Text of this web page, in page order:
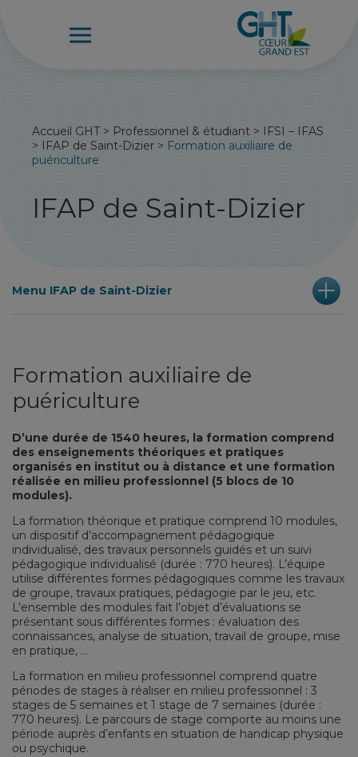
Accueil GHT> Professionnel & étudiant > IFSI – IFAS
> IFAP de Saint-Dizier > Formation auxiliaire de
puériculture
IFAP de Saint-Dizier
Menu IFAP de Saint-Dizier
Formation auxiliaire de
puériculture
D’une durée de 1540 heures, la formation comprend
des enseignements théoriques et pratiques
organisés en institut ou à distance et une formation
réalisée en milieu professionnel (5 blocs de 10
modules).
La formation théorique et pratique comprend 10 modules,
un dispositif d’accompagnement pédagogique
individualisé, des travaux personnels guidés et un suivi
pédagogique individualisé (durée : 770 heures). L’équipe
utilise différentes formes pédagogiques comme les travaux
de groupe, travaux pratiques, pédagogie par le jeu, etc.
L’ensemble des modules fait l’objet d’évaluations se
présentant sous différentes formes : évaluation des
connaissances, analyse de situation, travail de groupe, mise
en pratique, …
La formation en milieu professionnel comprend quatre
périodes de stages à réaliser en milieu professionnel : 3
stages de 5 semaines et 1 stage de 7 semaines (durée :
770 heures). Le parcours de stage comporte au moins une
période auprès d’enfants en situation de handicap physique
ou psychique.